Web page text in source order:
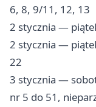
6, 8, 9/11, 12, 13
2 stycznia —
2 stycznia —
22
3 stycznia —
nr 5 do 51,